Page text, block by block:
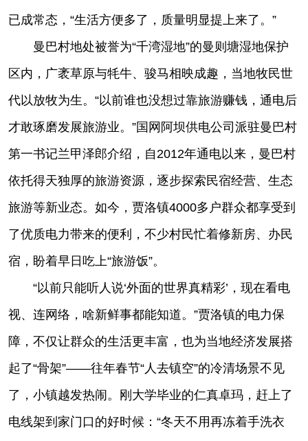
已成常态，“生活方便多了，质量明显提上来了。”
曼巴村地处被誉为“千湾湿地”的曼则塘湿地保护
区内，广袤草原与牦牛、骏马相映成趣，当地牧民世
代以放牧为生。“以前谁也没想过靠旅游赚钱，通电后
才敢琢磨发展旅游业。”国网阿坝供电公司派驻曼巴村
第一书记兰甲泽郎介绍，自2012年通电以来，曼巴村
依托得天独厚的旅游资源，逐步探索民宿经营、生态
旅游等新业态。如今，贾洛镇4000多户群众都享受到
了优质电力带来的便利，不少村民忙着修新房、办民
宿，盼着早日吃上“旅游饭”。
“以前只能听人说‘外面的世界真精彩’，现在看电
视、连网络，啥新鲜事都能知道。”贾洛镇的电力保
障，不仅让群众的生活更丰富，也为当地经济发展搭
起了“骨架”——往年春节“人去镇空”的冷清场景不见
了，小镇越发热闹。刚大学毕业的仁真卓玛，赶上了
电线架到家门口的好时候：“冬天不用再冻着手洗衣